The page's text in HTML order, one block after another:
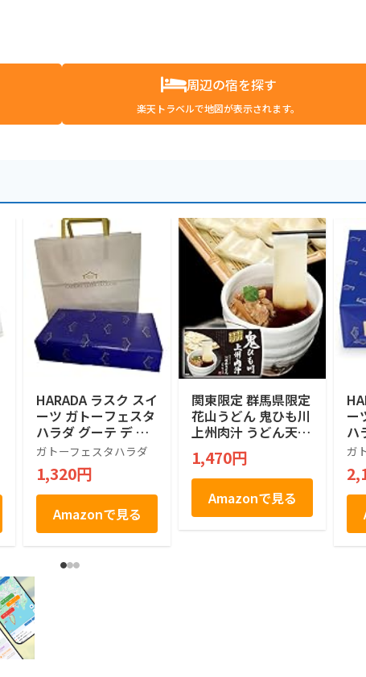
周辺の宿を探す
楽天トラベルで地図が表示されます。
HARADA ラスク スイ
ーツ ガトーフェスタ
ハラダ グーテ デ ロ
ワ Ｒ５ ７袋 １４枚
入り
ガトーフェスタハラダ
1,320円
Amazonで見る
関東限定 群馬県限定
花山うどん 鬼ひも川
上州肉汁 うどん天下
一決定戦2015 三年
連続一位 五十年の時
を経てここに複活 創
業明治二十七年 三人
前・つゆ付き ひもか
わ 420g(めん90gx3
1,470円
Amazonで見る
ー
ハ
ワ
入り
ガ